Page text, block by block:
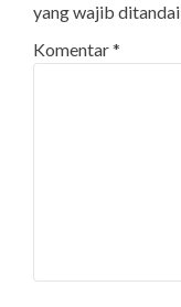
yang wajib ditandai
Komentar*